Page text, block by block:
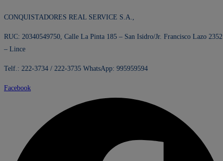
CONQUISTADORES REAL SERVICE S.A.,
RUC: 20340549750, Calle La Pinta 185 – San Isidro/Jr. Francisco Lazo 2352
– Lince
Telf.: 222-3734 / 222-3735 WhatsApp: 995959594
Facebook